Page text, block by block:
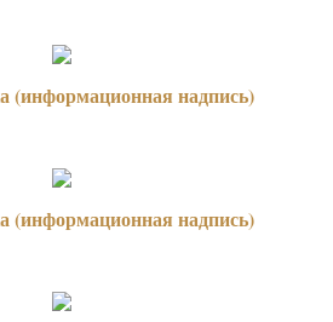
(информационная надпись)
(информационная надпись)